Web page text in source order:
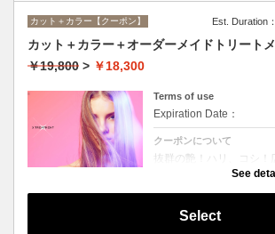
カット＋カラー【クーポン】 Est. Duration
カット＋カラー＋オーダーメイドトリート
￥19,800 > ￥18,300
Terms of use
Expiration Date：
クーポンについて
抜群の艶！ハリ、コシ！
る！どんなに傷んだ髪も
ンカラーも、極上美しい
See
Select